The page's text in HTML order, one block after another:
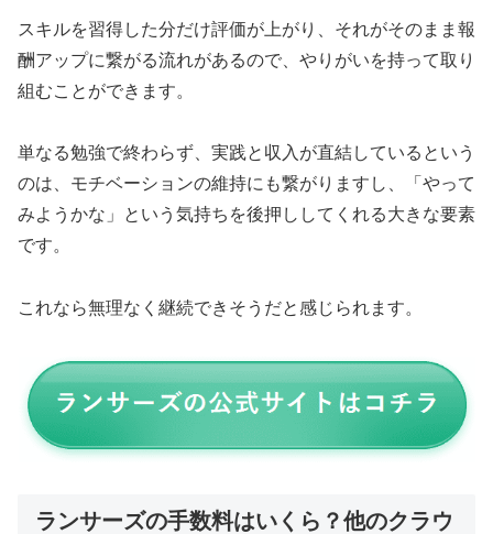
スキルを習得した分だけ評価が上がり、それがそのまま報
酬アップに繋がる流れがあるので、やりがいを持って取り
組むことができます。
単なる勉強で終わらず、実践と収入が直結しているという
のは、モチベーションの維持にも繋がりますし、「やって
みようかな」という気持ちを後押ししてくれる大きな要素
です。
これなら無理なく継続できそうだと感じられます。
ランサーズの手数料はいくら？他のクラウ